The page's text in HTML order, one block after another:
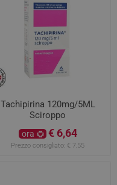
Tachipirina 120mg/5ML
Sciroppo
ora € 6,64
Prezzo consigliato: € 7,55